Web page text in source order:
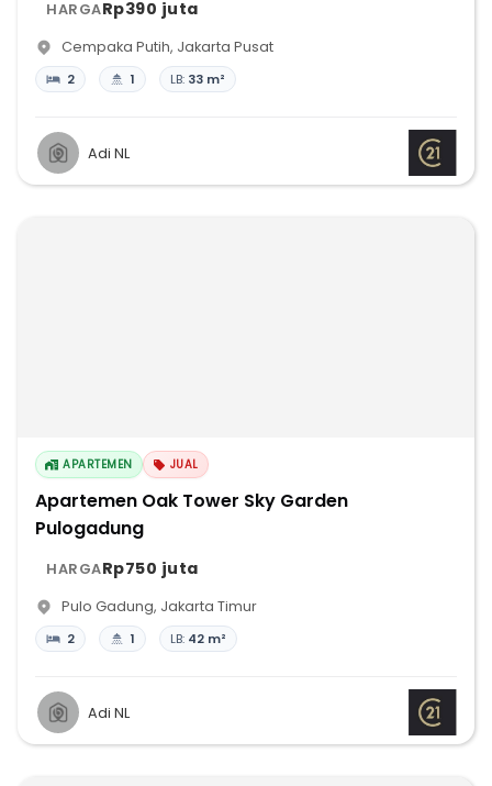
HARGARp390 juta
Cempaka Putih, Jakarta Pusat
2 1 LB: 33 m²
Adi NL
APARTEMEN JUAL
Apartemen Oak Tower Sky Garden
Pulogadung
HARGARp750 juta
Pulo Gadung, Jakarta Timur
2 1 LB: 42 m²
Adi NL